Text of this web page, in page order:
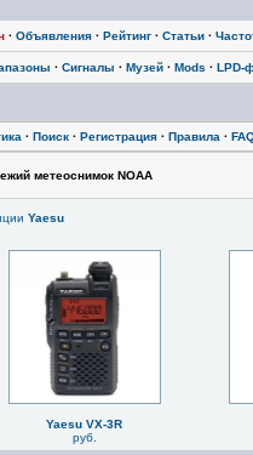
· Объявления · Рейтинг · Статьи ·
· Сигналы · Музей · Mods · LPD-
· Поиск · Регистрация · Правила ·
метеоснимок NOAA
Yaesu
Yaesu VX-3R
руб.